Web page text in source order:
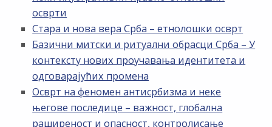
осврти
Стара и нова вера Срба – етнолошки осврт
Базични митски и ритуални обрасци Срба – У
контексту нових проучавања идентитета и
одговарајућих промена
Осврт на феномен антисрбизма и неке
његове последице – важност, глобална
раширеност и опасност, контролисање